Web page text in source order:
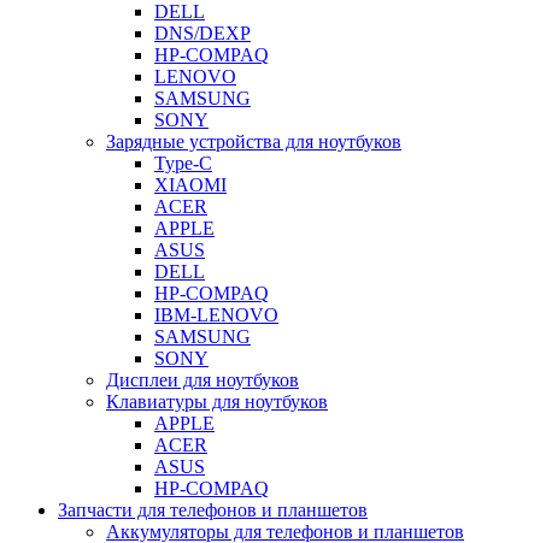
DELL
DNS/DEXP
HP-COMPAQ
LENOVO
SAMSUNG
SONY
Зарядные устройства для ноутбуков
Type-C
XIAOMI
ACER
APPLE
ASUS
DELL
HP-COMPAQ
IBM-LENOVO
SAMSUNG
SONY
Дисплеи для ноутбуков
Клавиатуры для ноутбуков
APPLE
ACER
ASUS
HP-COMPAQ
Запчасти для телефонов и планшетов
Аккумуляторы для телефонов и планшетов